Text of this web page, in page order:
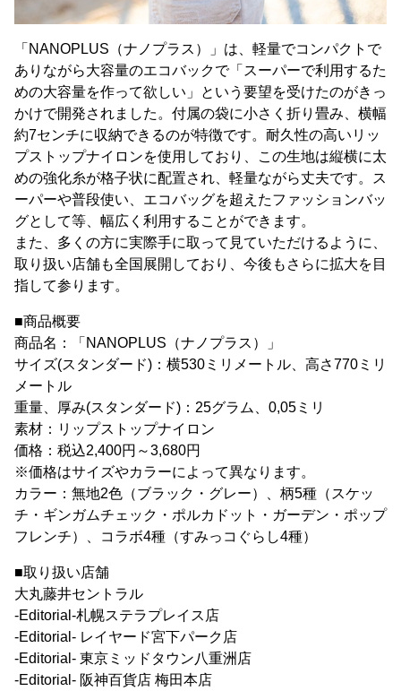
「NANOPLUS（ナノプラス）」は、軽量でコンパクトで
ありながら大容量のエコバックで「スーパーで利用するた
めの大容量を作って欲しい」という要望を受けたのがきっ
かけで開発されました。付属の袋に小さく折り畳み、横幅
約7センチに収納できるのが特徴です。耐久性の高いリッ
プストップナイロンを使用しており、この生地は縦横に太
めの強化糸が格子状に配置され、軽量ながら丈夫です。ス
ーパーや普段使い、エコバッグを超えたファッションバッ
グとして等、幅広く利用することができます。
また、多くの方に実際手に取って見ていただけるように、
取り扱い店舗も全国展開しており、今後もさらに拡大を目
指して参ります。
■商品概要
商品名：「NANOPLUS（ナノプラス）」
サイズ(スタンダード)：横530ミリメートル、高さ770ミリ
メートル
重量、厚み(スタンダード)：25グラム、0,05ミリ
素材：リップストップナイロン
価格：税込2,400円～3,680円
※価格はサイズやカラーによって異なります。
カラー：無地2色（ブラック・グレー）、柄5種（スケッ
チ・ギンガムチェック・ポルカドット・ガーデン・ポップ
フレンチ）、コラボ4種（すみっコぐらし4種）
■取り扱い店舗
大丸藤井セントラル
-Editorial-札幌ステラプレイス店
-Editorial- レイヤード宮下パーク店
-Editorial- 東京ミッドタウン八重洲店
-Editorial- 阪神百貨店 梅田本店